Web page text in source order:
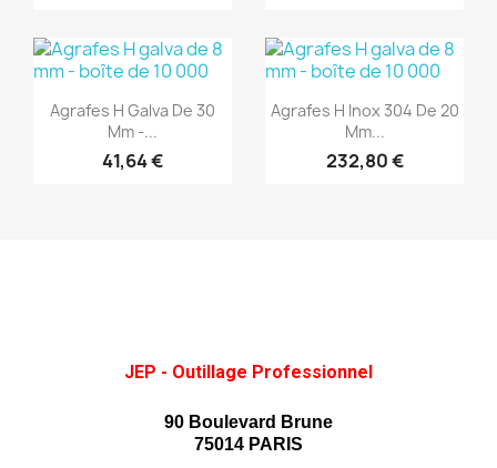
Aperçu rapide
Agrafes H Galva De 30
Mm -...
41,64 €
(1)
Aperçu rapide
Agrafes H Inox 304 De 20
Mm...
232,80 €
(1)
JEP - Outillage Professionnel
90 Boulevard Brune
75014 PARIS